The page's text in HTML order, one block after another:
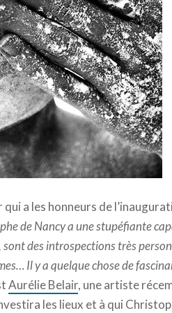
a les honneurs de
de Nancy a une stupéfiante
des introspections très
Il y a quelque chose de
Aurélie Belair, une artiste
les lieux et à qui